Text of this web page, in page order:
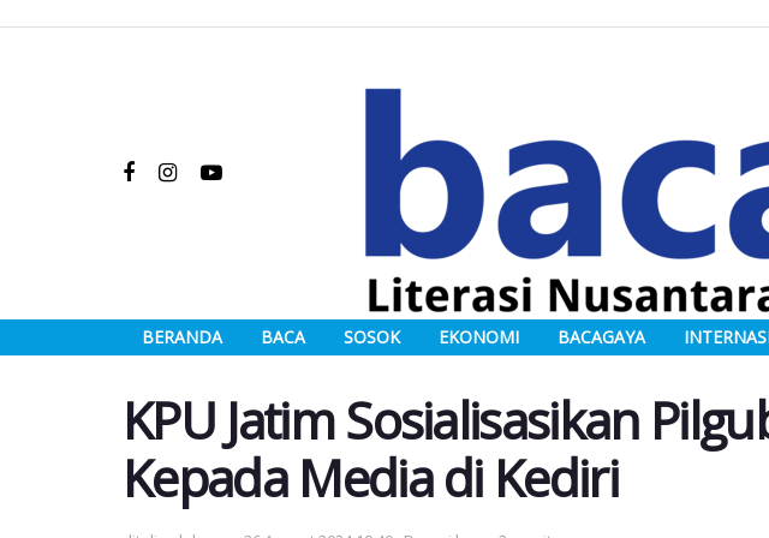
BERANDA BACA SOSOK EKONOMI BACAGAYA
KPU Jatim Sosialisasikan
Kepada Media di Kediri